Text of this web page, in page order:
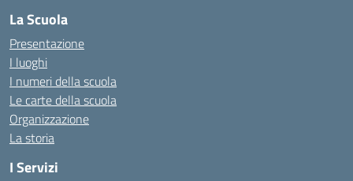
La Scuola
Presentazione
I luoghi
I numeri della scuola
Le carte della scuola
Organizzazione
La storia
I Servizi